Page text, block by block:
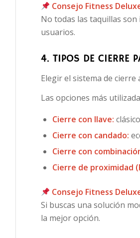
Consejo Fitness
No todas las taquillas son
usuarios.
4. TIPOS DE CIERRE
Elegir el sistema de
Las opciones más
Cierre con llave:
Cierre con candado:
Cierre con
Cierre de proximidad
Consejo Fitness
Si buscas una solución
la mejor opción.